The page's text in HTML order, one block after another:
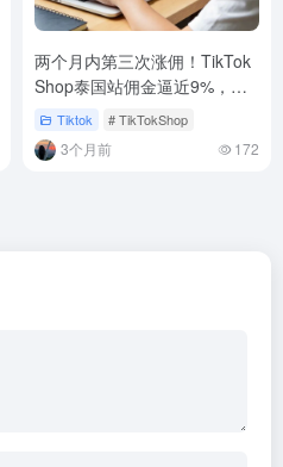
两个月内第三次涨佣！TikTok
Shop泰国站佣金逼近9%，低
客单价卖家还有机会吗？
Tiktok # TikTokShop
3个月前 172